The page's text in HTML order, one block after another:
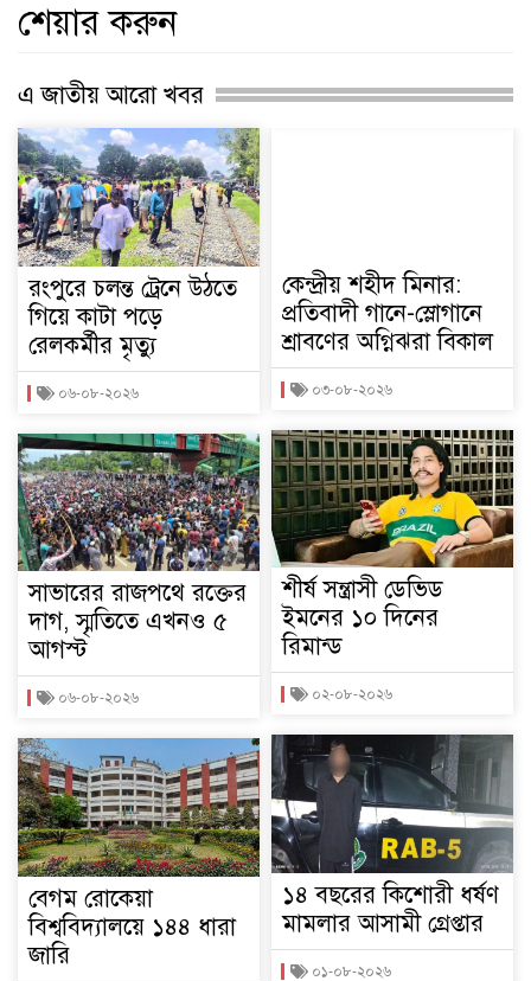
শেয়ার করুন
এ জাতীয় আরো খবর
রংপুরে চলন্ত ট্রেনে উঠতে
গিয়ে কাটা পড়ে
রেলকর্মীর মৃত্যু
০৬-০৮-২০২৬
সাভারের রাজপথে রক্তের
দাগ, স্মৃতিতে এখনও ৫
আগস্ট
০৬-০৮-২০২৬
বেগম রোকেয়া
বিশ্ববিদ্যালয়ে ১৪৪ ধারা
জারি
কেন্দ্রীয় শহীদ মিনার:
প্রতিবাদী গানে-স্লোগানে
শ্রাবণের অগ্নিঝরা বিকাল
০৩-০৮-২০২৬
শীর্ষ সন্ত্রাসী ডেভিড
ইমনের ১০ দিনের
রিমান্ড
০২-০৮-২০২৬
১৪ বছরের কিশোরী ধর্ষণ
মামলার আসামী গ্রেপ্তার
০১-০৮-২০২৬